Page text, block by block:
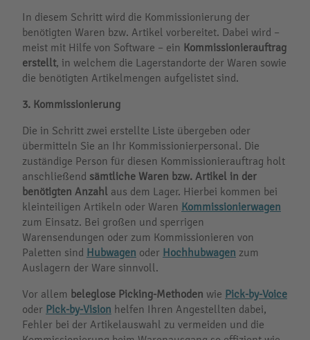
In diesem Schritt wird die Kommissionierung der
benötigten Waren bzw. Artikel vorbereitet. Dabei wird –
meist mit Hilfe von Software – ein Kommissionierauftrag
erstellt, in welchem die Lagerstandorte der Waren sowie
die benötigten Artikelmengen aufgelistet sind.
3. Kommissionierung
Die in Schritt zwei erstellte Liste übergeben oder
übermitteln Sie an Ihr Kommissionierpersonal. Die
zuständige Person für diesen Kommissionierauftrag holt
anschließend sämtliche Waren bzw. Artikel in der
benötigten Anzahl aus dem Lager. Hierbei kommen bei
kleinteiligen Artikeln oder Waren Kommissionierwagen
zum Einsatz. Bei großen und sperrigen
Warensendungen oder zum Kommissionieren von
Paletten sind Hubwagen oder Hochhubwagen zum
Auslagern der Ware sinnvoll.
Vor allem beleglose Picking-Methoden wie Pick-by-Voice
oder Pick-by-Vision helfen Ihren Angestellten dabei,
Fehler bei der Artikelauswahl zu vermeiden und die